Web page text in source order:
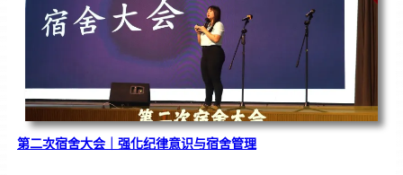
队
惊
喜
现
身
芙
第二次宿舍大会｜强化纪律意识与宿舍管理